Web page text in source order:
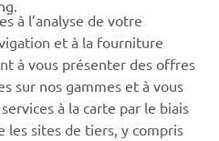
à l’analyse de votre
et à la fourniture
à vous présenter des offres
sur nos gammes et à vous
à la carte par le biais
les sites de tiers, y compris